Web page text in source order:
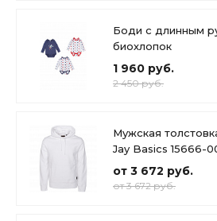
Боди с длинным
биохлопок
1 960 руб.
2 450 руб.
Мужская
Jay Basics 15666-
от 3 672 руб.
от 3 672 руб.